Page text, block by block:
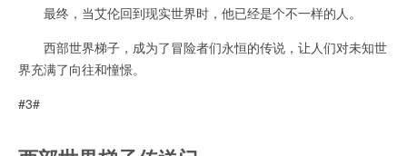
最终，当艾伦回到现实世界时，他已经是个不一样的人。
西部世界梯子，成为了冒险者们永恒的传说，让人们对未知世
界充满了向往和憧憬。
#3#